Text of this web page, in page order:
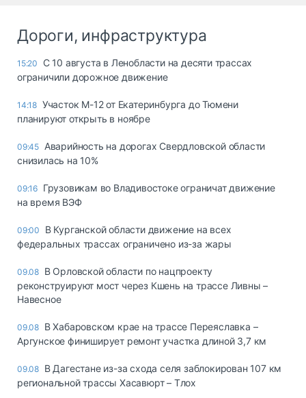
Дороги, инфраструктура
15:20
С 10 августа в Ленобласти на десяти трассах
ограничили дорожное движение
14:18 Участок М-12 от Екатеринбурга до Тюмени
планируют открыть в ноябре
09:45 Аварийность на дорогах Свердловской области
снизилась на 10%
09:16 Грузовикам во Владивостоке ограничат движение
на время ВЭФ
09:00
В Курганской области движение на всех
федеральных трассах ограничено из-за жары
09.08 В Орловской области по нацпроекту
реконструируют мост через Кшень на трассе Ливны –
Навесное
09.08 В Хабаровском крае на трассе Переяславка –
Аргунское финиширует ремонт участка длиной 3,7 км
09.08 В Дагестане из-за схода селя заблокирован 107 км
региональной трассы Хасавюрт – Тлох